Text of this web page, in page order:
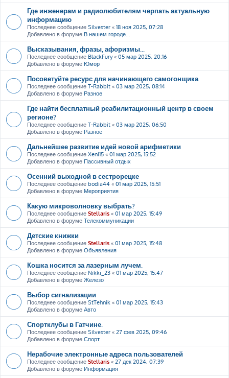
Где инженерам и радиолюбителям черпать актуальную
информацию
Последнее сообщение Silvester « 18 ноя 2025, 07:28
Добавлено в форуме В нашем городе...
Высказывания, фразы, афоризмы...
Последнее сообщение BlackFury« 05 мар 2025, 20:16
Добавлено в форуме Юмор
Посоветуйте ресурс для начинающего самогонщика
Последнее сообщение T-Rabbit « 03 мар 2025, 08:14
Добавлено в форуме Разное
Где найти бесплатный реабилитационный центр в своем
регионе?
Последнее сообщение T-Rabbit « 03 мар 2025, 06:50
Добавлено в форуме Разное
Дальнейшее развитие идей новой арифметики
Последнее сообщение Xeni15 « 01 мар 2025, 15:52
Добавлено в форуме Пассивный отдых
Осенний выходной в сестрорецке
Последнее сообщение bodia44 « 01 мар 2025, 15:51
Добавлено в форуме Мероприятия
Какую микроволновку выбрать?
Последнее сообщение Stellaris « 01 мар 2025, 15:49
Добавлено в форуме Телекоммуникации
Детские книжки
Последнее сообщение Stellaris « 01 мар 2025, 15:48
Добавлено в форуме Объявления
Кошка носится за лазерным лучем.
Последнее сообщение Nikki_23 « 01 мар 2025, 15:47
Добавлено в форуме Железо
Выбор сигнализации
Последнее сообщение StTehnik « 01 мар 2025, 15:43
Добавлено в форуме Авто
Спортклубы в Гатчине.
Последнее сообщение Silvester « 27 фев 2025, 09:46
Добавлено в форуме Спорт
Нерабочие электронные адреса пользователей
Последнее сообщение Stellaris « 27 дек 2024, 07:39
Добавлено в форуме Информация